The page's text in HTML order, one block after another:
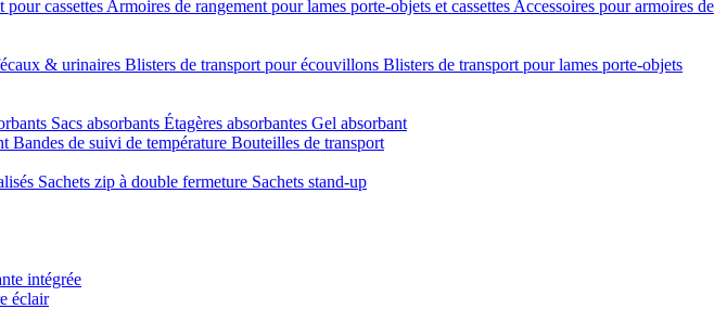
pour cassettes Armoires de rangement pour lames porte-objets et cassettes Accessoires pour armoires de
& urinaires Blisters de transport pour écouvillons Blisters de transport pour lames porte-objets
Sacs absorbants Étagères absorbantes Gel absorbant
Bandes de suivi de température Bouteilles de transport
Sachets zip à double fermeture Sachets stand-up
intégrée
éclair